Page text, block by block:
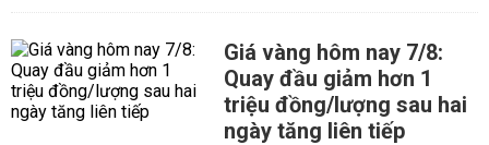
Giá vàng hôm nay 7/8:
Quay đầu giảm hơn 1
triệu đồng/lượng sau hai
ngày tăng liên tiếp